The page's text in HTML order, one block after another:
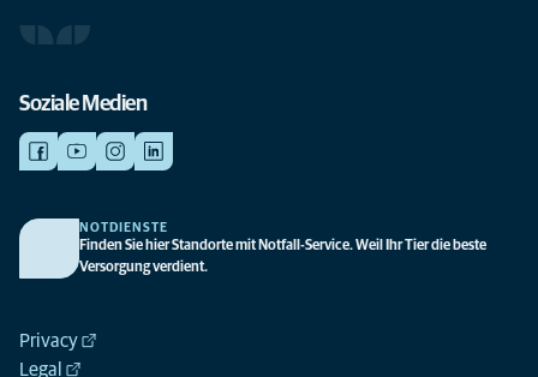
Soziale Medien
NOTDIENSTE
Finden Sie hier Standorte mit Notfall-Service. Weil Ihr Tier die beste
Versorgung verdient.
Privacy
Legal